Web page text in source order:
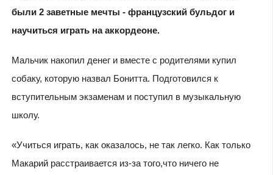
были 2 заветные мечты - французский бульдог и
научиться играть на аккордеоне.
Мальчик накопил денег и вместе с родителями купил
собаку, которую назвал Бонитта. Подготовился к
вступительным экзаменам и поступил в музыкальную
школу.
«Учиться играть, как оказалось, не так легко. Как только
Макарий расстраивается из-за того,что ничего не